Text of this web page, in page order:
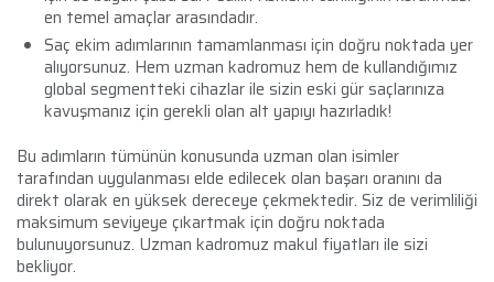
en temel amaçlar arasındadır.
Saç ekim adımlarının tamamlanması için doğru noktada yer
alıyorsunuz. Hem uzman kadromuz hem de kullandığımız
global segmentteki cihazlar ile sizin eski gür saçlarınıza
kavuşmanız için gerekli olan alt yapıyı hazırladık!
Bu adımların tümünün konusunda uzman olan isimler
tarafından uygulanması elde edilecek olan başarı oranını da
direkt olarak en yüksek dereceye çekmektedir. Siz de verimliliği
maksimum seviyeye çıkartmak için doğru noktada
bulunuyorsunuz. Uzman kadromuz makul fiyatları ile sizi
bekliyor.